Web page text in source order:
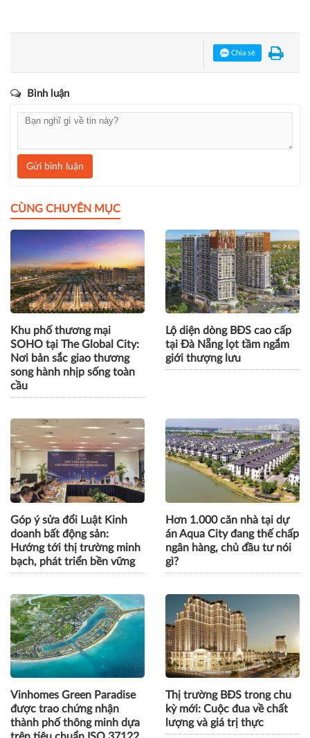
Chia sẻ
Bình luận
Gửi bình luận
CÙNG CHUYÊN MỤC
Khu phố thương mại
SOHO tại The Global City:
Nơi bản sắc giao thương
song hành nhịp sống toàn
cầu
Lộ diện dòng BĐS cao cấp
tại Đà Nẵng lọt tầm ngắm
giới thượng lưu
Góp ý sửa đổi Luật Kinh
doanh bất động sản:
Hướng tới thị trường minh
bạch, phát triển bền vững
Hơn 1.000 căn nhà tại dự
án Aqua City đang thế chấp
ngân hàng, chủ đầu tư nói
gì?
Vinhomes Green Paradise
được trao chứng nhận
thành phố thông minh dựa
Thị trường BĐS trong chu
kỳ mới: Cuộc đua về chất
lượng và giá trị thực